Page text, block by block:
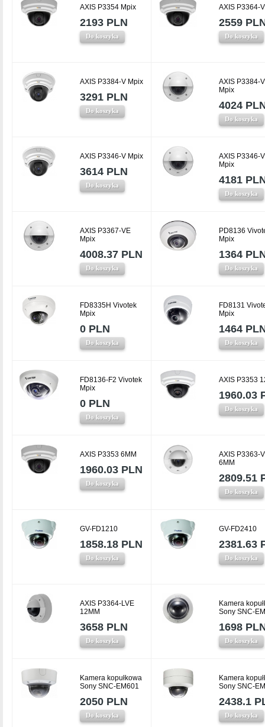
AXIS P3354 Mpix
2193 PLN
Do koszyka
AXIS P3364-
2559
Do koszyka
AXIS P3384-V Mpix
3291 PLN
Do koszyka
AXIS P3384-
Mpix
4024
Do koszyka
AXIS P3346-V Mpix
3614 PLN
Do koszyka
AXIS P3346-
Mpix
4181
Do koszyka
AXIS P3367-VE
Mpix
4008.37 PLN
Do koszyka
PD8136
Mpix
1364
Do koszyka
FD8335H Vivotek
Mpix
0 PLN
Do koszyka
FD8131
Mpix
1464
Do koszyka
FD8136-F2 Vivotek
Mpix
0 PLN
Do koszyka
AXIS P3353
1960.03
Do koszyka
AXIS P3353 6MM
1960.03 PLN
Do koszyka
AXIS P3363-
6MM
2809.51
Do koszyka
GV-FD1210
1858.18 PLN
Do koszyka
GV-FD2410
2381.63
Do koszyka
AXIS P3364-LVE
12MM
3658 PLN
Do koszyka
Kamera
Sony SNC-
1698
Do koszyka
Kamera kopułkowa
Sony SNC-EM601
2050 PLN
Do koszyka
Kamera
Sony SNC-
2438.1
Do koszyka